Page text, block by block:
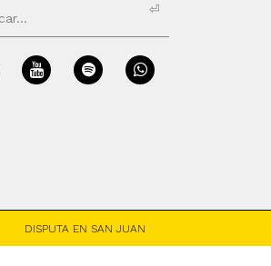
⏎
DISPUTA EN SAN JUAN